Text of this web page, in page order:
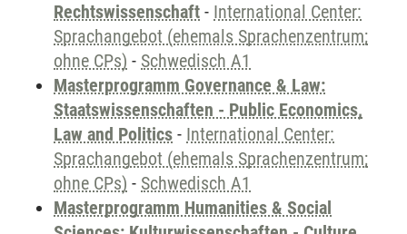
Rechtswissenschaft - International Center:
Sprachangebot (ehemals Sprachenzentrum;
ohne CPs) - Schwedisch A1
Masterprogramm Governance & Law:
Staatswissenschaften - Public Economics,
Law and Politics - International Center:
Sprachangebot (ehemals Sprachenzentrum;
ohne CPs) - Schwedisch A1
Masterprogramm Humanities & Social